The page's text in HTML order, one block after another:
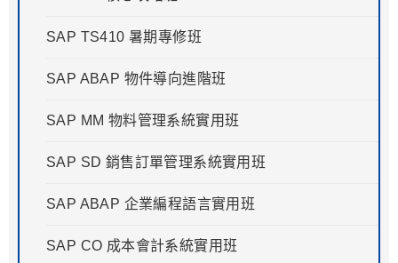
SAP TS410 暑期專修班
SAP ABAP 物件導向進階班
SAP MM 物料管理系統實用班
SAP SD 銷售訂單管理系統實用班
SAP ABAP 企業編程語言實用班
SAP CO 成本會計系統實用班